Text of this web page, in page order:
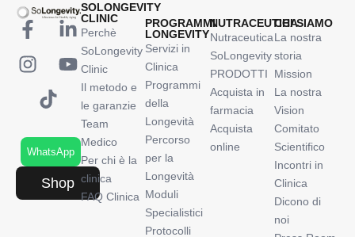
WhatsApp
Shop
SOLONGEVITY
CLINIC
Perchè
SoLongevity
Clinic
Il metodo e
le garanzie
Team
Medico
Per chi è la
clinica
FAQ Clinica
PROGRAMMI
LONGEVITY
Servizi in
Clinica
Programmi
della
Longevità
Percorso
per la
Longevità
Moduli
Specialistici
Protocolli
NUTRACEUTICA
Nutraceutica
SoLongevity
PRODOTTI
Acquista in
farmacia
Acquista
online
CHI SIAMO
La nostra
storia
Mission
La nostra
Vision
Comitato
Scientifico
Incontri in
Clinica
Dicono di
noi